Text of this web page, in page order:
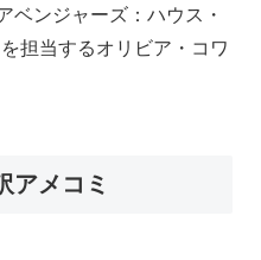
ベンジャーズ：ハウス・
担当するオリビア・コワ
アメコミ